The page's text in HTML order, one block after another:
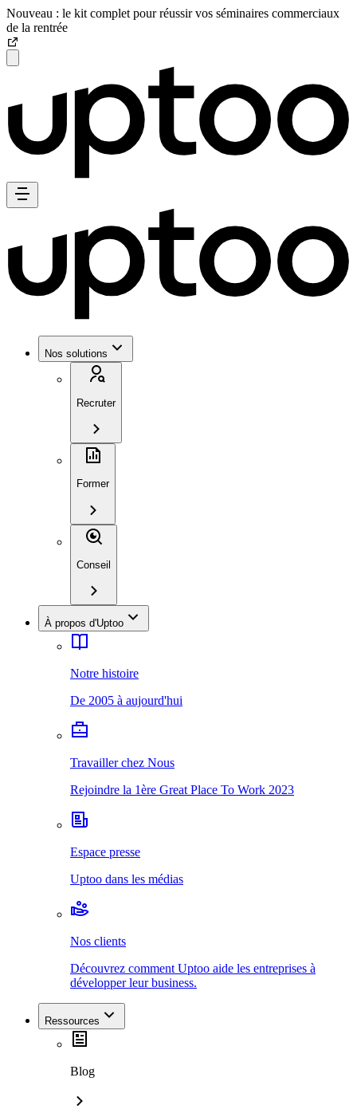
Nouveau : le kit complet pour réussir vos séminaires commerciaux
de la rentrée
Nos solutions
Recruter
Former
Conseil
À propos d'Uptoo
Notre histoire
De 2005 à aujourd'hui
Travailler chez Nous
Rejoindre la 1ère Great Place To Work 2023
Espace presse
Uptoo dans les médias
Nos clients
Découvrez comment Uptoo aide les entreprises à
développer leur business.
Ressources
Blog